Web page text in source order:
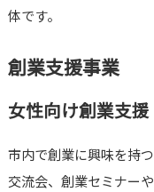
体です。
創業支援事業
女性向け創業支援
市内で創業に興味を持
交流会、創業セミナー